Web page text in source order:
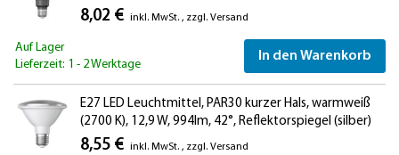
(silber)
8,02 € inkl. MwSt. , zzgl. Versand
Auf Lager
Lieferzeit: 1 - 2 Werktage
In den Warenkorb
E27 LED Leuchtmittel, PAR30 kurzer Hals, warmweiß
(2700 K), 12,9 W, 994lm, 42°, Reflektorspiegel (silber)
8,55 € inkl. MwSt. , zzgl. Versand